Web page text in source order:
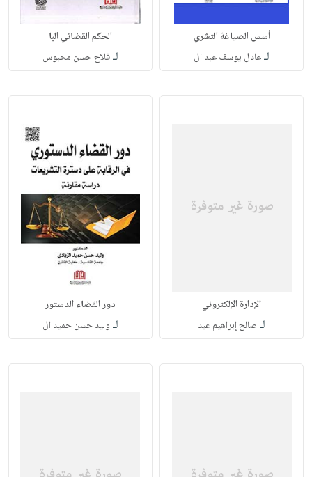
أسس الصياغة التشري
لـعادل يوسف عبد ال
الحكم القضائي البا
لـفلاح حسن محبوس
الإدارة الإلكتروني
لـ صالح إبراهيم عبد
دور القضاء الدستور
لـ وليد حسن حميد ال